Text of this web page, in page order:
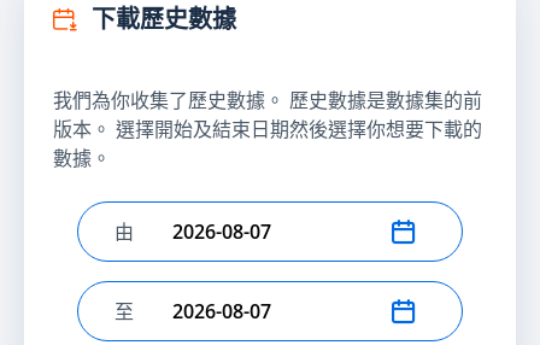
下載歷史數據
我們為你收集了歷史數據。 歷史數據是數據集的前
版本。 選擇開始及結束日期然後選擇你想要下載的
數據。
選擇開始日期
由
選擇結束日期
至